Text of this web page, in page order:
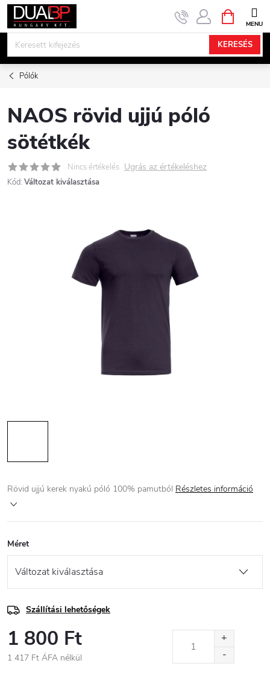
Ugrás
KERESÉS
KOSÁR
Pólók
NAOS rövid ujjú póló
sötétkék
Nincs értékelés Ugrás az értékeléshez
Kód: Változat kiválasztása
Rövid ujjú kerek nyakú póló 100% pamutból Részletes információ
Méret
Szállítási lehetőségek
1 800 Ft
1 417 Ft ÁFA nélkül